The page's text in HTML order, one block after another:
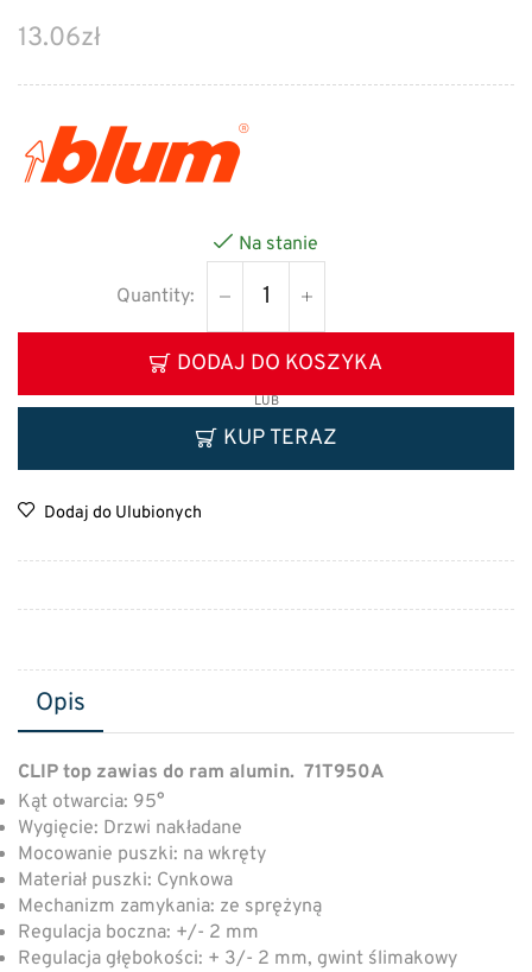
13.06zł
Na stanie
DODAJ DO KOSZYKA
LUB
KUP TERAZ
Dodaj do Ulubionych
Opis
CLIP top zawias do ram alumin. 71T950A
Kąt otwarcia: 95°
Wygięcie: Drzwi nakładane
Mocowanie puszki: na wkręty
Materiał puszki: Cynkowa
Mechanizm zamykania: ze sprężyną
Regulacja boczna: +/- 2 mm
Regulacja głębokości: + 3/- 2 mm, gwint ślimakowy